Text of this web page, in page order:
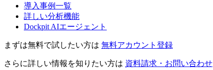
導入事例一覧
詳しい分析機能
Dockpit AIエージェント
まずは無料で試したい方は 無料アカウント登録
さらに詳しい情報を知りたい方は 資料請求・お問い合わせ